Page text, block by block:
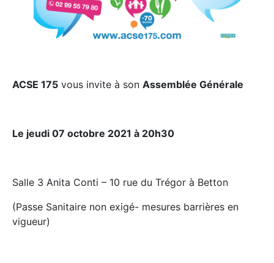
ACSE 175 vous invite à son Assemblée Générale
Le jeudi 07 octobre 2021 à 20h30
Salle 3 Anita Conti – 10 rue du Trégor à Betton
(Passe Sanitaire non exigé- mesures barrières en
vigueur)